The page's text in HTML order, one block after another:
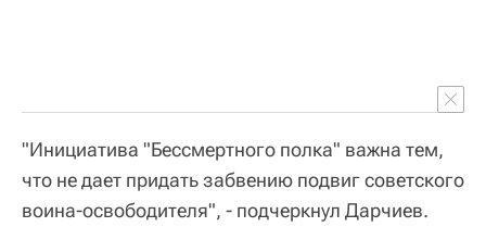
"Инициатива "Бессмертного полка" важна тем,
что не дает придать забвению подвиг советского
воина-освободителя", - подчеркнул Дарчиев.